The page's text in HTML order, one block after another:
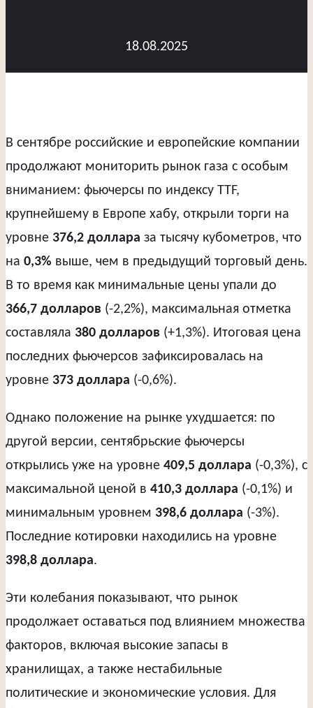
18.08.2025
В сентябре российские и европейские компании
продолжают мониторить рынок газа с особым
вниманием: фьючерсы по индексу TTF,
крупнейшему в Европе хабу, открыли торги на
уровне 376,2 доллара за тысячу кубометров, что
на 0,3% выше, чем в предыдущий торговый день.
В то время как минимальные цены упали до
366,7 долларов (-2,2%), максимальная отметка
составляла 380 долларов (+1,3%). Итоговая цена
последних фьючерсов зафиксировалась на
уровне 373 доллара (-0,6%).
Однако положение на рынке ухудшается: по
другой версии, сентябрьские фьючерсы
открылись уже на уровне 409,5 доллара (-0,3%), с
максимальной ценой в 410,3 доллара (-0,1%) и
минимальным уровнем 398,6 доллара (-3%).
Последние котировки находились на уровне
398,8 доллара.
Эти колебания показывают, что рынок
продолжает оставаться под влиянием множества
факторов, включая высокие запасы в
хранилищах, а также нестабильные
политические и экономические условия. Для